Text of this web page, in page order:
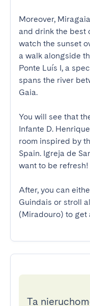
Moreover,
and drink the best
watch the sunset
a walk alongside
Ponte Luís I, a
spans the river
Gaia.
You will see that
Infante D.
room inspired by
Spain. Igreja de
want to be refresh!
After, you can
Guindais or stroll
(Miradouro) to get
Ta